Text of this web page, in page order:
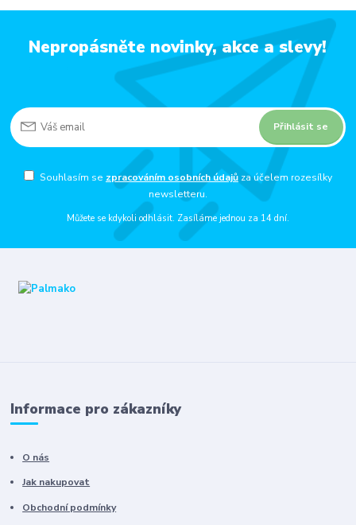
Nepropásněte novinky, akce a slevy!
Přihlásit se
Souhlasím se zpracováním osobních údajůza účelem rozesílky
newsletteru.
Můžete se kdykoli odhlásit. Zasíláme jednou za 14 dní.
Informace pro zákazníky
O nás
Jak nakupovat
Obchodní podmínky